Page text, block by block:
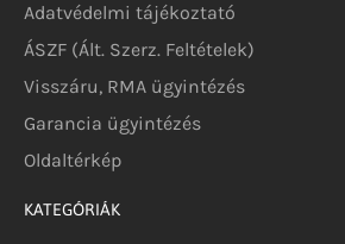
Adatvédelmi tájékoztató
ÁSZF (Ált. Szerz. Feltételek)
Visszáru, RMA ügyintézés
Garancia ügyintézés
Oldaltérkép
KATEGÓRIÁK